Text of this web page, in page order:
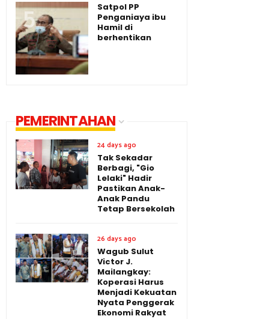
Satpol PP
Penganiaya ibu
Hamil di
berhentikan
PEMERINTAHAN
24 days ago
Tak Sekadar
Berbagi, "Gio
Lelaki" Hadir
Pastikan Anak-
Anak Pandu
Tetap Bersekolah
26 days ago
Wagub Sulut
Victor J.
Mailangkay:
Koperasi Harus
Menjadi Kekuatan
Nyata Penggerak
Ekonomi Rakyat